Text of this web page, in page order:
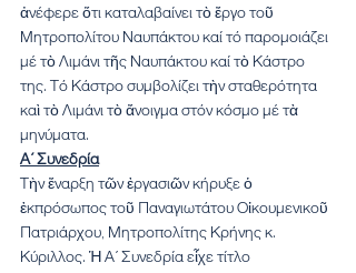
ἀνέφερε ὅτι καταλαβαίνει τὸ ἔργο τοῦ
Μητροπολίτου Ναυπάκτου καί τό παρομοιάζει
μέ τὸ Λιμάνι τῆς Ναυπάκτου καί τὸ Κάστρο
της. Τό Κάστρο συμβολίζει τὴν σταθερότητα
καὶ τὸ Λιμάνι τὸ ἄνοιγμα στόν κόσμο μέ τὰ
μηνύματα.
Α΄ Συνεδρία
Τὴν ἔναρξη τῶν ἐργασιῶν κήρυξε ὁ
ἐκπρόσωπος τοῦ Παναγιωτάτου Οἰκουμενικοῦ
Πατριάρχου, Μητροπολίτης Κρήνης κ.
Κύριλλος. Ἡ Α΄ Συνεδρία εἶχε τίτλο